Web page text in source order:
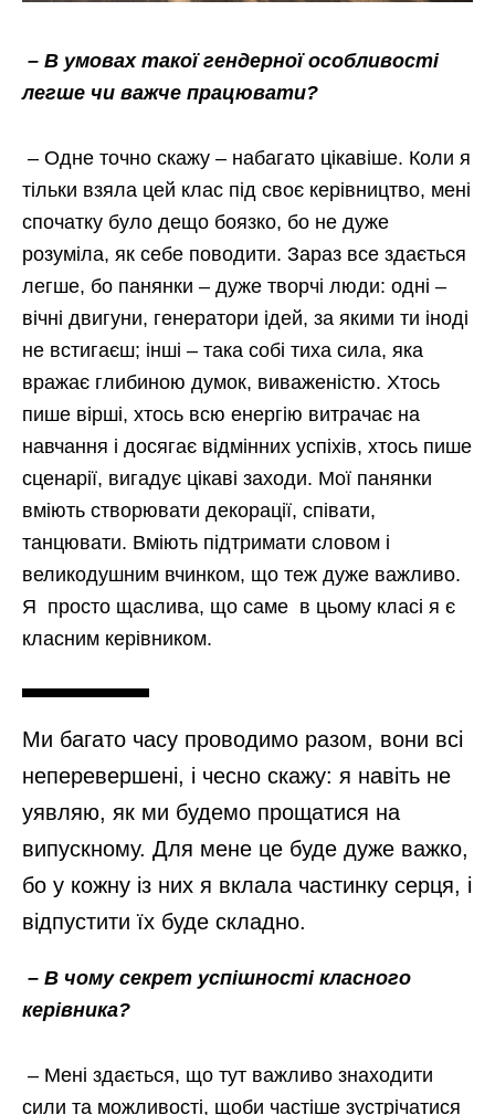
– В умовах такої гендерної особливості
легше чи важче працювати?
– Одне точно скажу – набагато цікавіше. Коли я
тільки взяла цей клас під своє керівництво, мені
спочатку було дещо боязко, бо не дуже
розуміла, як себе поводити. Зараз все здається
легше, бо панянки – дуже творчі люди: одні –
вічні двигуни, генератори ідей, за якими ти іноді
не встигаєш; інші – така собі тиха сила, яка
вражає глибиною думок, виваженістю. Хтось
пише вірші, хтось всю енергію витрачає на
навчання і досягає відмінних успіхів, хтось пише
сценарії, вигадує цікаві заходи. Мої панянки
вміють створювати декорації, співати,
танцювати. Вміють підтримати словом і
великодушним вчинком, що теж дуже важливо.
Я просто щаслива, що саме в цьому класі я є
класним керівником.
Ми багато часу проводимо разом, вони всі
неперевершені, і чесно скажу: я навіть не
уявляю, як ми будемо прощатися на
випускному. Для мене це буде дуже важко,
бо у кожну із них я вклала частинку серця, і
відпустити їх буде складно.
– В чому секрет успішності класного
керівника?
– Мені здається, що тут важливо знаходити
сили та можливості, щоби частіше зустрічатися